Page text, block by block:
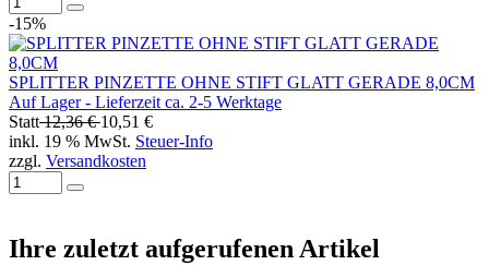
-15%
SPLITTER PINZETTE OHNE STIFT GLATT GERADE 8,0CM
Auf Lager - Lieferzeit ca. 2-5 Werktage
Statt12,36 €10,51 €
inkl. 19 % MwSt. Steuer-Info
zzgl. Versandkosten
Ihre zuletzt aufgerufenen Artikel